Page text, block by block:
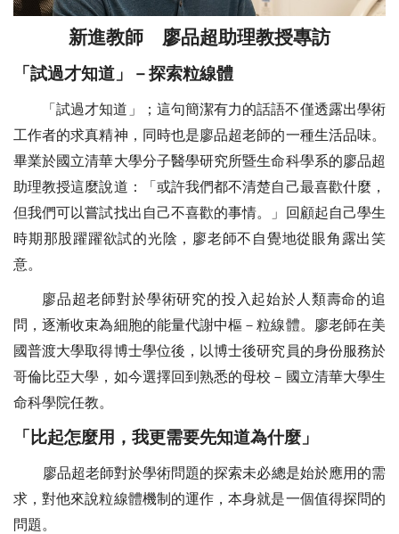
新進教師 廖品超助理教授專訪
「試過才知道」－探索粒線體
「試過才知道」；這句簡潔有力的話語不僅透露出學術
工作者的求真精神，同時也是廖品超老師的一種生活品味。
畢業於國立清華大學分子醫學研究所暨生命科學系的廖品超
助理教授這麼說道：「或許我們都不清楚自己最喜歡什麼，
但我們可以嘗試找出自己不喜歡的事情。」回顧起自己學生
時期那股躍躍欲試的光陰，廖老師不自覺地從眼角露出笑
意。
廖品超老師對於學術研究的投入起始於人類壽命的追
問，逐漸收束為細胞的能量代謝中樞－粒線體。廖老師在美
國普渡大學取得博士學位後，以博士後研究員的身份服務於
哥倫比亞大學，如今選擇回到熟悉的母校－國立清華大學生
命科學院任教。
「比起怎麼用，我更需要先知道為什麼」
廖品超老師對於學術問題的探索未必總是始於應用的需
求，對他來說粒線體機制的運作，本身就是一個值得探問的
問題。